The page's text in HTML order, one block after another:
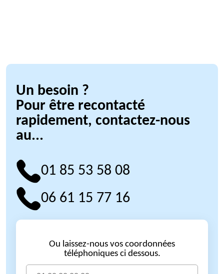
Un besoin ?
Pour être recontacté
rapidement, contactez-nous
au...
01 85 53 58 08
06 61 15 77 16
Ou laissez-nous vos coordonnées
téléphoniques ci dessous.